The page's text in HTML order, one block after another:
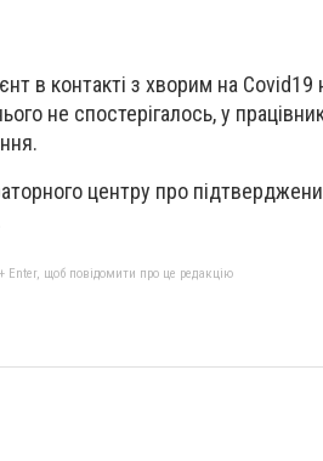
в контакті з хворим на Covid19
не спостерігалось, у
центру про
Enter, щоб повідомити про це редакцію